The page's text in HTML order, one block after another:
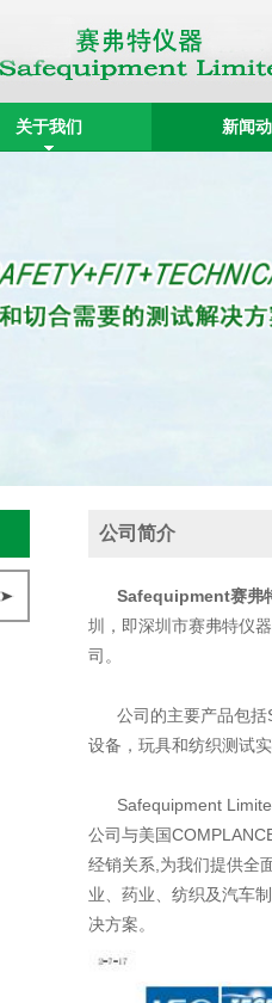
关于我们 新闻
公司简介
Safequipment赛弗
圳，即深圳市赛弗特仪
司。
公司的主要产品包括
设备，玩具和纺织测试
Safequipment Limited
公司与美国
经销关系,为我们提供全
业、药业、纺织及汽车
决方案。